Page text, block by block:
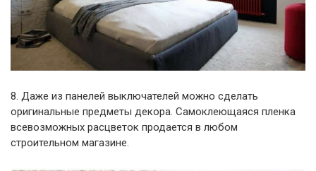
8. Даже из панелей выключателей можно сделать
оригинальные предметы декора. Самоклеющаяся пленка
всевозможных расцветок продается в любом
строительном магазине.